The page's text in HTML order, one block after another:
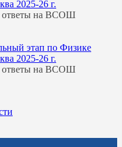
2025-26 г.
ответы на ВСОШ
этап по Физике
2025-26 г.
ответы на ВСОШ